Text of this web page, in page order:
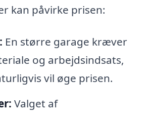
kan påvirke prisen:
En større garage kræver
og arbejdsindsats,
vil øge prisen.
Valget af